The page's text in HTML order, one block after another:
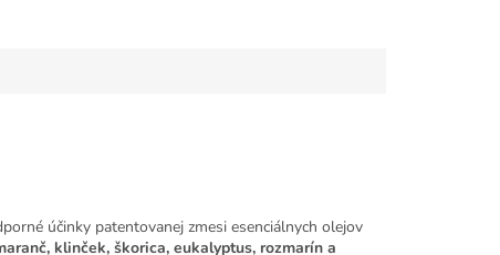
účinky patentovanej zmesi esenciálnych olejov
klinček, škorica, eukalyptus, rozmarín a